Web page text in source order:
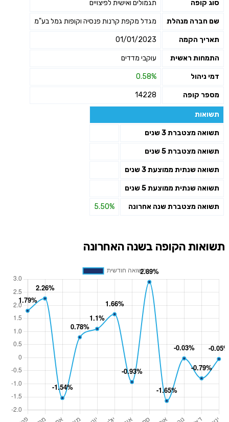
סוג קופה תגמולים ואישית לפיצויים
שם חברה מנהלת מגדל מקפת קרנות פנסיה וקופות גמל בע"מ
תאריך הקמה 01/01/2023
התמחות ראשית עוקבי מדדים
דמי ניהול 0.58%
מספר קופה 14228
תשואות
תשואה מצטברת 3 שנים
תשואה מצטברת 5 שנים
תשואה שנתית ממוצעת 3 שנים
תשואה שנתית ממוצעת 5 שנים
תשואה מצטברת שנה אחרונה 5.50%
תשואות הקופה בשנה האחרונה
שליחה